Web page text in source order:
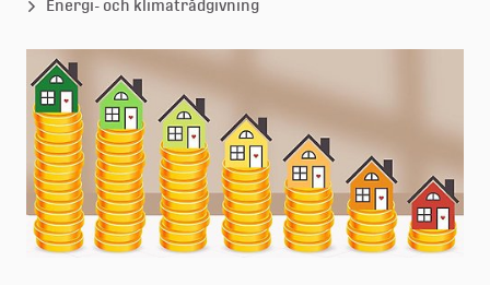
l
e
å
k
o
m
Energi- och klimatrådgivning